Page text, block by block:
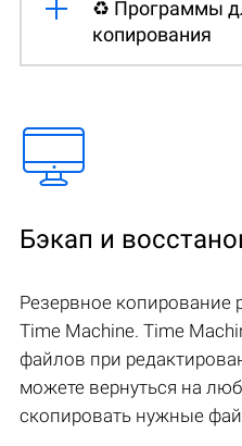
♻️ Программы
копирования
Бэкап и
Резервное копирование
Time Machine. Time
файлов при
можете вернуться на
скопировать нужные